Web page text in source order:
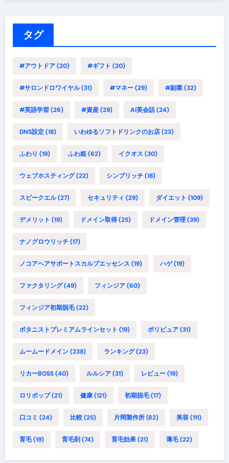
タグ
#アウトドア(20) #ギフト (20)
#サロンドロワイヤル(31) #マネー(29) #副業(32)
#英語学習(26) #資産(29) AI英会話(24)
DNS設定(18) いわゆるソフトドリンクのお店(23)
ふわり (19) ふわ姫(62) イクオス (30)
ウェブホスティング(22) シンプリッチ(18)
スピークエル(27) セキュリティ (29) ダイエット (109)
デメリット (19) ドメイン取得(25) ドメイン管理(39)
ナノグロウリッチ(17)
ノコアヘアサポートスカルプエッセンス (19) ハゲ(19)
ファクタリング(49) フィンジア(60)
フィンジア初期脱毛(22)
ボタニストプレミアムラインセット (19) ポリピュア(31)
ムームードメイン(238) ランキング(23)
リカーBOSS(40) ルルシア(31) レビュー(19)
ロリポップ(21) 健康(121) 初期脱毛(17)
口コミ (24) 比較(25) 片岡製作所(82) 美容(111)
育毛(19) 育毛剤 (74) 育毛効果(21) 薄毛(22)